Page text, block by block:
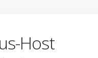
Host